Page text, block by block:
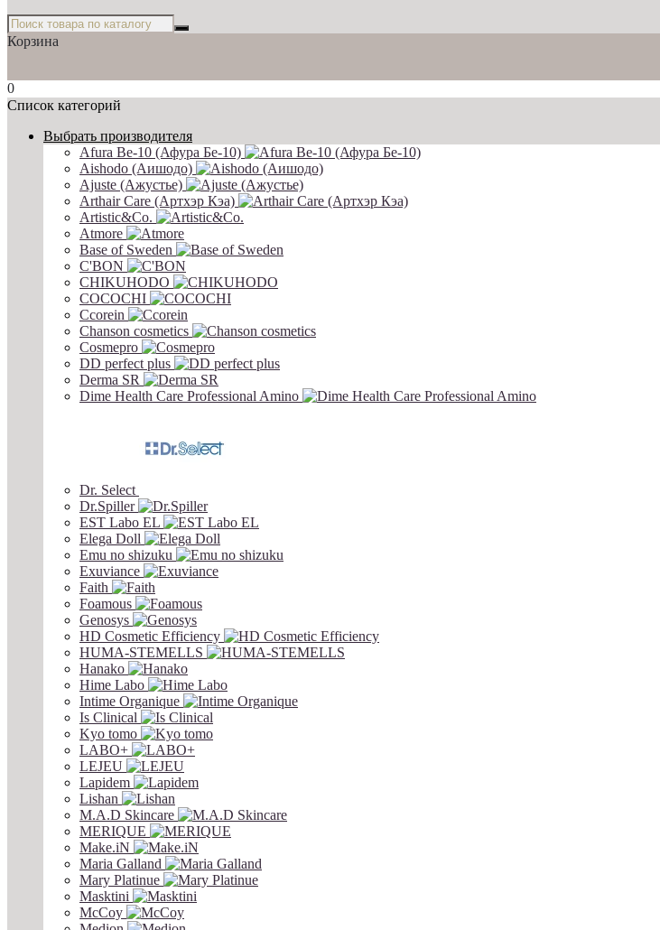
Корзина
0
Список категорий
Выбрать производителя
Afura Be-10 (Афура Бе-10)
Aishodo (Аишодо)
Ajuste (Ажустье)
Arthair Care (Артхэр Кэа)
Artistic&Co.
Atmore
Base of Sweden
C'BON
CHIKUHODO
COCOCHI
Ccorein
Chanson cosmetics
Cosmepro
DD perfect plus
Derma SR
Dime Health Care Professional Amino
Dr. Select
Dr.Spiller
EST Labo EL
Elega Doll
Emu no shizuku
Exuviance
Faith
Foamous
Genosys
HD Cosmetic Efficiency
HUMA-STEMELLS
Hanako
Hime Labo
Intime Organique
Is Clinical
Kyo tomo
LABO+
LEJEU
Lapidem
Lishan
M.A.D Skincare
MERIQUE
Make.iN
Maria Galland
Mary Platinue
Masktini
McCoy